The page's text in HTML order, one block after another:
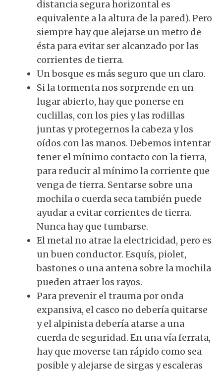
distancia segura horizontal es
equivalente a la altura de la pared). Pero
siempre hay que alejarse un metro de
ésta para evitar ser alcanzado por las
corrientes de tierra.
Un bosque es más seguro que un claro.
Si la tormenta nos sorprende en un
lugar abierto, hay que ponerse en
cuclillas, con los pies y las rodillas
juntas y protegernos la cabeza y los
oídos con las manos. Debemos intentar
tener el mínimo contacto con la tierra,
para reducir al mínimo la corriente que
venga de tierra. Sentarse sobre una
mochila o cuerda seca también puede
ayudar a evitar corrientes de tierra.
Nunca hay que tumbarse.
El metal no atrae la electricidad, pero es
un buen conductor. Esquís, piolet,
bastones o una antena sobre la mochila
pueden atraer los rayos.
Para prevenir el trauma por onda
expansiva, el casco no debería quitarse
y el alpinista debería atarse a una
cuerda de seguridad. En una vía ferrata,
hay que moverse tan rápido como sea
posible y alejarse de sirgas y escaleras